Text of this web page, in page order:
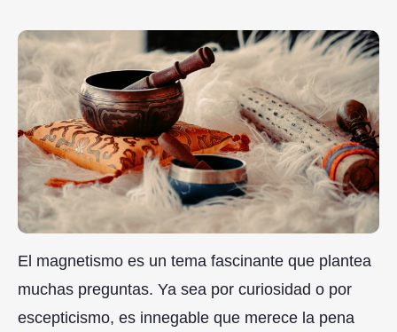
El magnetismo es un tema fascinante que plantea
muchas preguntas. Ya sea por curiosidad o por
escepticismo, es innegable que merece la pena